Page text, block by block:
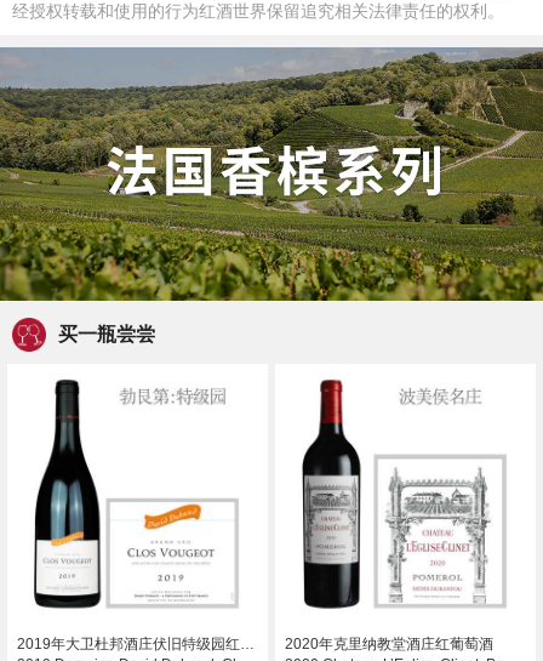
经授权转载和使用的行为红酒世界保留追究相关法律责任的权利。
买一瓶尝尝
2019年大卫杜邦酒庄伏旧特级园红葡萄酒
2020年克里纳教堂酒庄红葡萄酒